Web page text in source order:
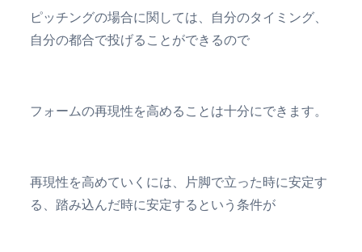
ピッチングの場合に関しては、自分のタイミング、
自分の都合で投げることができるので
フォームの再現性を高めることは十分にできます。
再現性を高めていくには、片脚で立った時に安定す
る、踏み込んだ時に安定するという条件が